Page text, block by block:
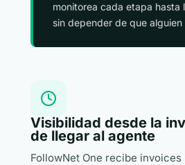
monitorea cada etapa
sin depender de que
Visibilidad desde la
de llegar al agente
FollowNet One recibe invoices